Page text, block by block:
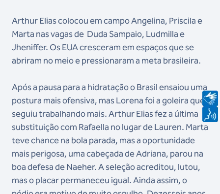
Arthur Elias colocou em campo Angelina, Priscila e
Marta nas vagas de Duda Sampaio, Ludmilla e
Jheniffer. Os EUA cresceram em espaços que se
abriram no meio e pressionaram a meta brasileira.
Após a pausa para a hidratação o Brasil ensaiou uma
postura mais ofensiva, mas Lorena foi a goleira que
seguiu trabalhando mais. Arthur Elias fez a última
substituição com Rafaella no lugar de Lauren. Marta
teve chance na bola parada, mas a oportunidade
mais perigosa, uma cabeçada de Adriana, parou na
boa defesa de Naeher. A seleção acreditou, lutou,
mas o placar permaneceu igual. Ainda assim, o